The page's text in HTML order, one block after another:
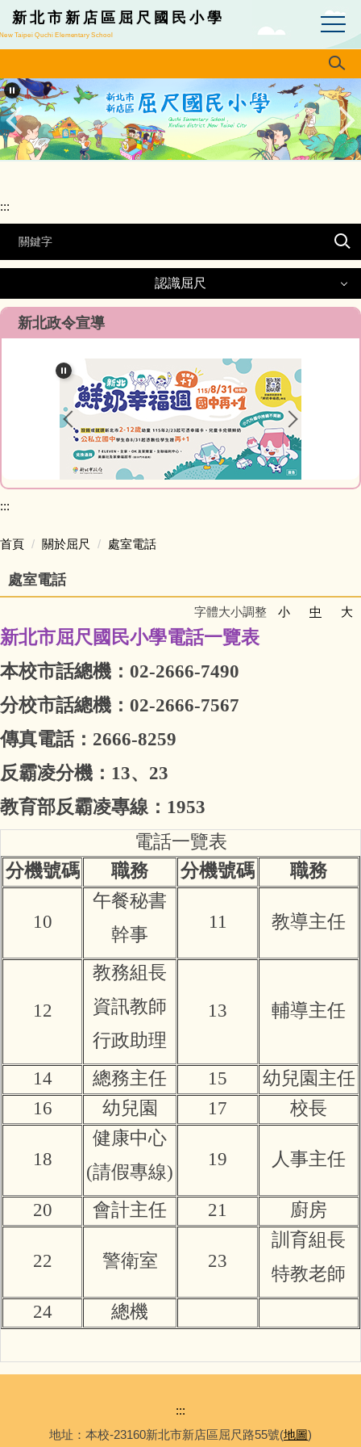
跳
到
主
內
容
區
新北市新店區屈尺國民小學
Taipei Quchi Elementary School
:::
認識屈尺
認識屈尺
關於屈尺
處室簡介
屈尺專刊
活動影音
新北政令宣導
:::
首頁 關於屈尺 處室電話
處室電話
字體大小調整 小 中 大
新北市屈尺國民小學電話一覽表
本校市話總機 ：02-2666-7490
分校市話總機：02-2666-7567
傳真電話： 2666-8259
反霸凌分機：13、23
教育部反霸凌專線：1953
電話一覽表
分機號碼
職務 分機號碼 職務
10
午餐秘書
幹事
11 教導主任
12
教務組長
資訊教師
行政助理
13 輔導主任
14 總務主任 15
幼兒園主任
16
幼兒園 17 校長
18
健康中心
(請假專線)
19 人事主任
20 會計主任 21 廚房
22 警衛室 23
訓育組長
特教老師
24
總機
:::
地址：本校-23160新北市新店區屈尺路55號(地圖)